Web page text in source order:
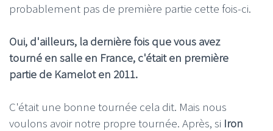
probablement pas de première partie cette fois-ci.
Oui, d'ailleurs, la dernière fois que vous avez
tourné en salle en France, c'était en première
partie de Kamelot en 2011.
C'était une bonne tournée cela dit. Mais nous
voulons avoir notre propre tournée. Après, si Iron